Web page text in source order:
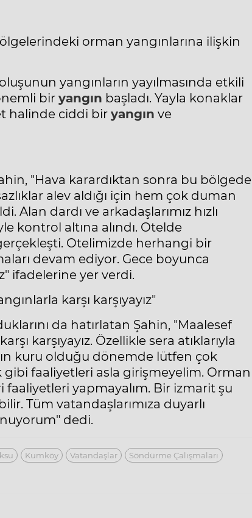
orman yangınlarına ilişkin
yangınların yayılmasında etkili
bir yangın başladı. Yayla konaklar
halinde ciddi bir yangın ve
"Hava karardıktan sonra bu bölgede
alev aldığı için hem çok duman
dardı ve arkadaşlarımız hızlı
kontrol altına alındı. Otelde
Otelimizde herhangi bir
devam ediyor. Gece boyunca
ifadelerine yer verdi.
karşı karşıyayız"
da hatırlatan Şahin, "Maalesef
karşıyayız. Özellikle sera atıklarıyla
kuru olduğu dönemde lütfen çok
gibi faaliyetleri asla girişmeyelim. Orman
yapmayalım. Bir izmarit şu
Tüm vatandaşlarımıza duyarlı
dedi.
Kumköy Vatandaşlar
Söndürme Çalışmaları